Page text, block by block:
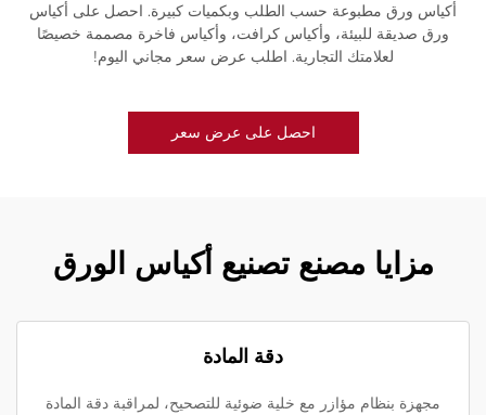
أكياس ورق مطبوعة حسب الطلب وبكميات كبيرة. احصل على أكياس
ورق صديقة للبيئة، وأكياس كرافت، وأكياس فاخرة مصممة خصيصًا
لعلامتك التجارية. اطلب عرض سعر مجاني اليوم!
احصل على عرض سعر
مزايا مصنع تصنيع أكياس الورق
دقة المادة
مجهزة بنظام مؤازر مع خلية ضوئية للتصحيح، لمراقبة دقة المادة